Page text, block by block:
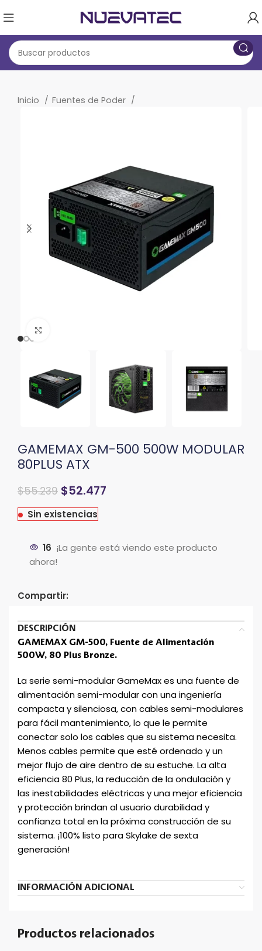
Inicio Fuentes de Poder
GAMEMAX GM-500 500W MODULAR
80PLUS ATX
$55.239 $52.477
Sin existencias
16 ¡La gente está viendo este producto
ahora!
Compartir:
DESCRIPCIÓN
GAMEMAX GM-500, Fuente de Alimentación
500W, 80 Plus Bronze.
La serie semi-modular GameMax es una fuente de
alimentación semi-modular con una ingeniería
compacta y silenciosa, con cables semi-modulares
para fácil mantenimiento, lo que le permite
conectar solo los cables que su sistema necesita.
Menos cables permite que esté ordenado y un
mejor flujo de aire dentro de su estuche. La alta
eficiencia 80 Plus, la reducción de la ondulación y
las inestabilidades eléctricas y una mejor eficiencia
y protección brindan al usuario durabilidad y
confianza total en la próxima construcción de su
sistema. ¡100% listo para Skylake de sexta
generación!
INFORMACIÓN ADICIONAL
Productos relacionados